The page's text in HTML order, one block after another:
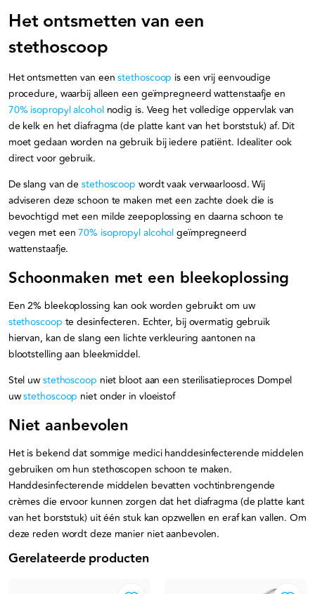
Het ontsmetten van een
stethoscoop
Het ontsmetten van eenstethoscoop is een vrij eenvoudige
procedure, waarbij alleen een geïmpregneerd wattenstaafje en
70% isopropyl alcohol nodig is. Veeg het volledige oppervlak van
de kelk en het diafragma (de platte kant van het borststuk) af. Dit
moet gedaan worden na gebruik bij iedere patiënt. Idealiter ook
direct voor gebruik.
De slang van destethoscoop wordt vaak verwaarloosd. Wij
adviseren deze schoon te maken met een zachte doek die is
bevochtigd met een milde zeepoplossing en daarna schoon te
vegen met een70% isopropyl alcoholgeïmpregneerd
wattenstaafje.
Schoonmaken met een bleekoplossing
Een 2% bleekoplossing kan ook worden gebruikt om uw
stethoscoop te desinfecteren. Echter, bij overmatig gebruik
hiervan, kan de slang een lichte verkleuring aantonen na
blootstelling aan bleekmiddel.
Stel uwstethoscoop niet bloot aan een sterilisatieproces Dompel
uwstethoscoop niet onder in vloeistof
Niet aanbevolen
Het is bekend dat sommige medici handdesinfecterende middelen
gebruiken om hun stethoscopen schoon te maken.
Handdesinfecterende middelen bevatten vochtinbrengende
crèmes die ervoor kunnen zorgen dat het diafragma (de platte kant
van het borststuk) uit één stuk kan opzwellen en eraf kan vallen. Om
deze reden wordt deze manier niet aanbevolen.
Gerelateerde producten